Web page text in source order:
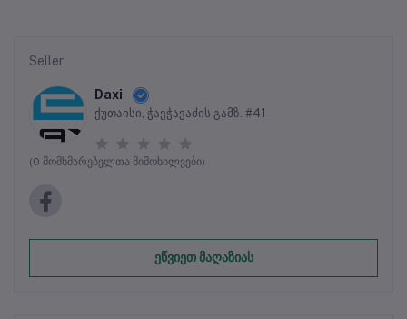
Seller
Daxi
ქუთაისი, ჭავჭავაძის გამზ. #41
(0 მომხმარებელთა მიმოხილვები)
ეწვიეთ მაღაზიას